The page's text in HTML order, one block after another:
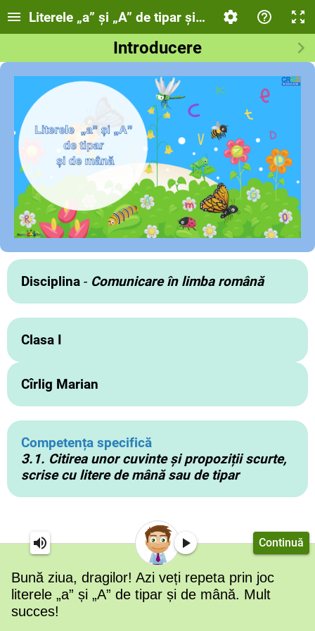
Bună ziua, dragilor! Azi veți repeta prin joc
literele „a” și „A” de tipar și de mână. Mult
succes!
Continuă
Literele „a” și „A” de tipar și de mână
Introducere
Disciplina - Comunicare în limba română
Clasa I
Cîrlig Marian
Competența specifică
3.1. Citirea unor cuvinte și propoziții scurte,
scrise cu litere de mână sau de tipar